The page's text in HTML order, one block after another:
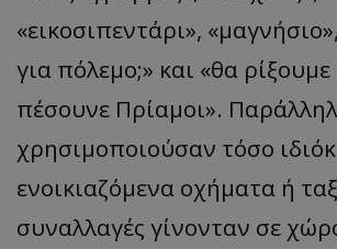
«εικοσιπεντάρι»,
για πόλεμο;» και «θα
πέσουνε Πρίαμοι».
χρησιμοποιούσαν τόσο
ενοικιαζόμενα οχήματα ή
συναλλαγές γίνονταν σε